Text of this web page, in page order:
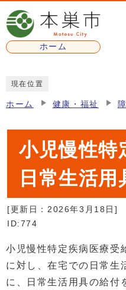
ページの先頭です
ホーム
現在位置
ホーム 健康・福祉
小児慢性特
日常生活
[更新日： 2026年3月18日 ]
ID:774
小児慢性特定疾病医療受
に対し、在宅での日常生
に、日常生活用具の給付